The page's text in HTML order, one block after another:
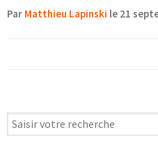
Par Matthieu Lapinski le 21